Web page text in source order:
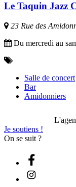
Le Taquin Jazz
23 Rue des
Du mercredi au
Salle de concert
Bar
Amidonniers
Je soutiens !
On se suit ?